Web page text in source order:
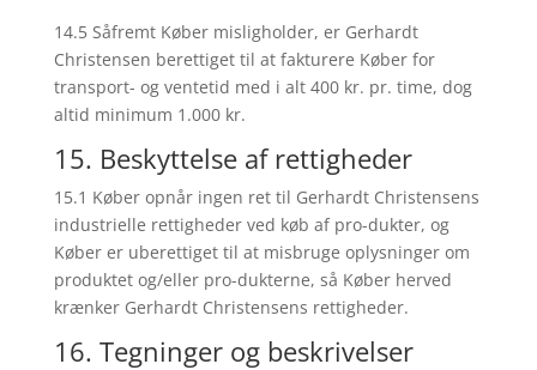
14.5 Såfremt Køber misligholder, er Gerhardt
Christensen berettiget til at fakturere Køber for
transport- og ventetid med i alt 400 kr. pr. time, dog
altid minimum 1.000 kr.
15. Beskyttelse af rettigheder
15.1 Køber opnår ingen ret til Gerhardt Christensens
industrielle rettigheder ved køb af pro-dukter, og
Køber er uberettiget til at misbruge oplysninger om
produktet og/eller pro-dukterne, så Køber herved
krænker Gerhardt Christensens rettigheder.
16. Tegninger og beskrivelser